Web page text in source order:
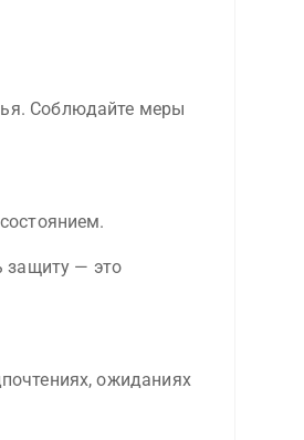
Соблюдайте меры
защиту — это
ожиданиях